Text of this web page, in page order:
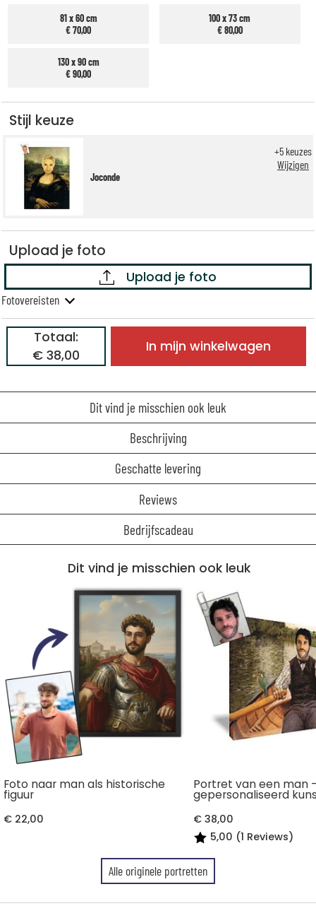
81 x 60 cm
€ 70,00
100 x 73 cm
€ 80,00
130 x 90 cm
€ 90,00
Stijl keuze
Joconde
+5 keuzes
Wijzigen
Upload je foto
Upload je foto
Fotovereisten
Totaal:
€ 38,00
In mijn winkelwagen
Dit vind je misschien ook leuk
Beschrijving
Geschatte levering
Reviews
Bedrijfscadeau
Dit vind je misschien ook leuk
Foto naar man als historische
figuur
€ 22,00
Portret van een man
gepersonaliseerd
€ 38,00
5,00 (1 Reviews)
Alle originele portretten